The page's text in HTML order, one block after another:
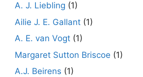
A. J. Liebling (1)
Ailie J. E. Gallant (1)
A. E. van Vogt (1)
Margaret Sutton Briscoe (1)
A.J. Beirens (1)